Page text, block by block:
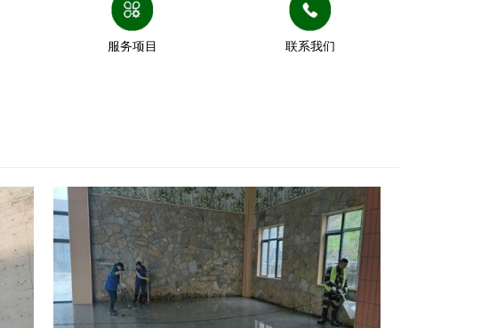
服务项目 联系我们